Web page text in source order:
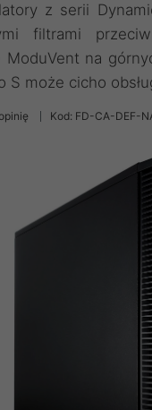
z serii
filtrami
ModuVent na
S może cicho
Kod: FD-CA-DEF-